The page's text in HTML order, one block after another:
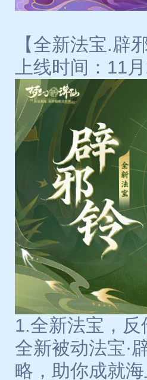
【全新法宝.辟
上线时间：11
1.全新法宝，反
全新被动法宝·
略，助你成就海